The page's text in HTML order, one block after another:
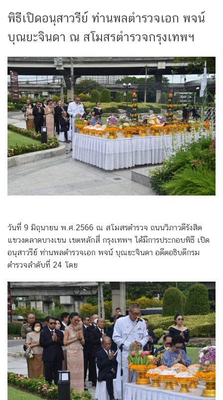
พิธีเปิดอนุสาวรีย์ ท่านพลตำรวจเอก พจน์
บุณยะจินดา ณ สโมสรตำรวจกรุงเทพฯ
วันที่ 9 มิถุนายน พ.ศ.2566 ณ สโมสรตำรวจ ถนนวิภาวดีรังสิต
แขวงตลาดบางเขน เขตหลักสี่ กรุงเทพฯ ได้มีการประกอบพิธี เปิด
อนุสาวรีย์ ท่านพลตำรวจเอก พจน์ บุณยะจินดา อดีตอธิบดีกรม
ตำรวจลำดับที่ 24 โดย